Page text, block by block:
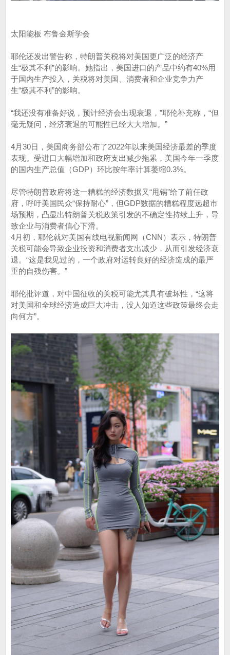
太阳能板 布鲁金斯学会
耶伦还发出警告称，特朗普关税将对美国更广泛的经济产
生“极其不利”的影响。她指出，美国进口的产品中约有40%用
于国内生产投入，关税将对美国、消费者和企业竞争力产
生“极其不利”的影响。
“我还没有准备好说，预计经济会出现衰退，”耶伦补充称，“但
毫无疑问，经济衰退的可能性已经大大增加。”
4月30日，美国商务部公布了2022年以来美国经济最差的季度
表现。受进口大幅增加和政府支出减少拖累，美国今年一季度
的国内生产总值（GDP）环比按年率计算萎缩0.3%。
尽管特朗普政府将这一糟糕的经济数据又“甩锅”给了前任政
府，呼吁美国民众“保持耐心”，但GDP数据的糟糕程度远超市
场预期，凸显出特朗普关税政策引发的不确定性持续上升，导
致企业与消费者信心下滑。
4月初，耶伦就对美国有线电视新闻网（CNN）表示，特朗普
关税可能会导致企业投资和消费者支出减少，从而引发经济衰
退。“这是我见过的，一个政府对运转良好的经济造成的最严
重的自残伤害。”
耶伦批评道，对中国征收的关税可能尤其具有破坏性，“这将
对美国和全球经济造成巨大冲击，没人知道这些政策最终会走
向何方”。